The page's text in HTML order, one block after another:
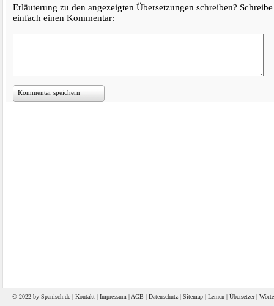
Erläuterung zu den angezeigten Übersetzungen schreiben? Schreibe
einfach einen Kommentar:
Kommentar speichern
© 2022 by Spanisch .de | Kontakt | Impressum | AGB | Datenschutz | Sitemap | Lernen | Übersetzer|